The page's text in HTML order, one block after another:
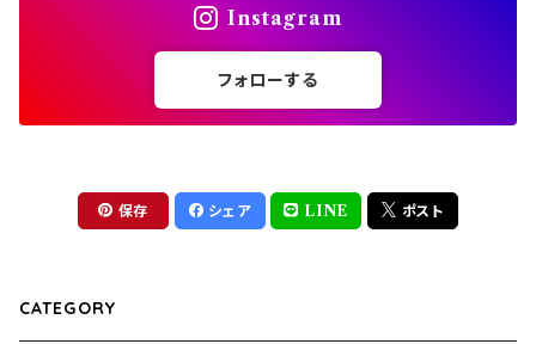
Instagram
フォローする
保存 シェア LINE ポスト
CATEGORY